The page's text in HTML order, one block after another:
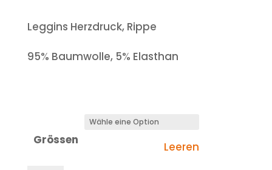
Leggins Herzdruck, Rippe
95% Baumwolle, 5% Elasthan
Grössen
Leeren